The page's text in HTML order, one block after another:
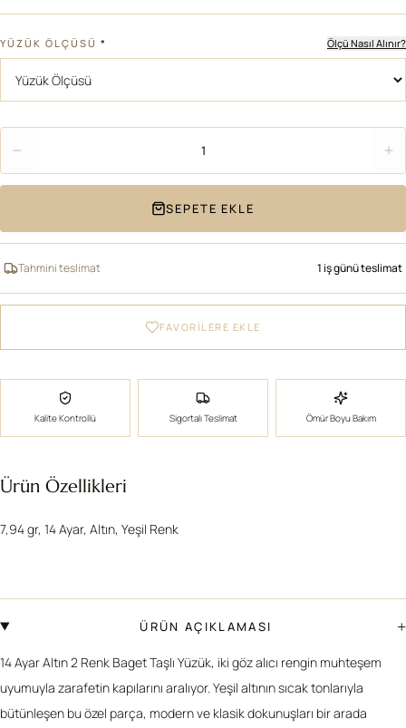
YÜZÜK ÖLÇÜSÜ * Ölçü Nasıl Alınır?
1
SEPETE EKLE
Tahmini teslimat 1 iş günü teslimat
FAVORİLERE EKLE
Kalite Kontrollü Sigortalı Teslimat Ömür Boyu Bakım
Ürün Özellikleri
7,94 gr, 14 Ayar, Altın, Yeşil Renk
ÜRÜN AÇIKLAMASI +
14 Ayar Altın 2 Renk Baget Taşlı Yüzük, iki göz alıcı rengin muhteşem
uyumuyla zarafetin kapılarını aralıyor. Yeşil altının sıcak tonlarıyla
bütünleşen bu özel parça, modern ve klasik dokunuşları bir arada